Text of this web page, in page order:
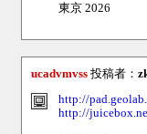
東京 2026
ucadvmvss 投稿者：
http://
http://